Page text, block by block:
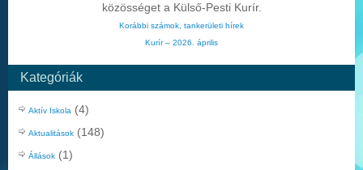
közösséget a Külső-Pesti Kurír.
Korábbi számok, tankerületi hírek
Kurír – 2026. április
Kategóriák
Aktív Iskola (4)
Aktualitások (148)
Állások (1)